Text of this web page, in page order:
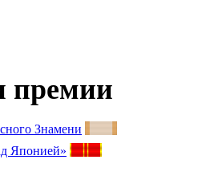
премии